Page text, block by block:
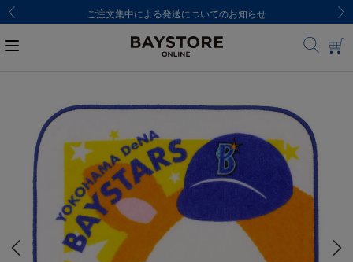
ご注文集中による発送についてのお知らせ